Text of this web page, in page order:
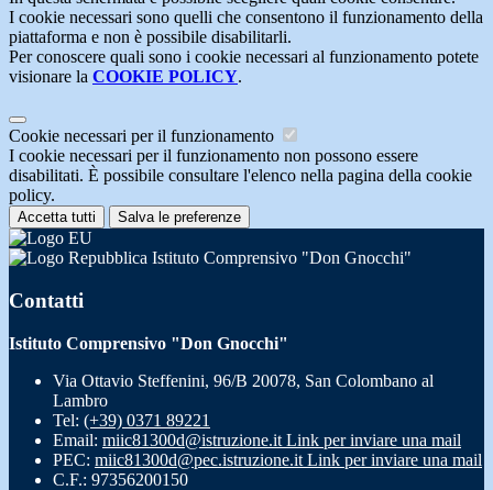
I cookie necessari sono quelli che consentono il funzionamento della
piattaforma e non è possibile disabilitarli.
Per conoscere quali sono i cookie necessari al funzionamento potete
visionare la COOKIE POLICY.
Cookie necessari per il funzionamento
I cookie necessari per il funzionamento non possono essere
disabilitati. È possibile consultare l'elenco nella pagina della cookie
policy.
Accetta tutti Salva le preferenze
Istituto Comprensivo "Don Gnocchi"
Contatti
Istituto Comprensivo "Don Gnocchi"
Via Ottavio Steffenini, 96/B 20078, San Colombano al
Lambro
Tel: (+39) 0371 89221
Email: miic81300d@istruzione.it Link per inviare una mail
PEC: miic81300d@pec.istruzione.it Link per inviare una mail
C.F.: 97356200150